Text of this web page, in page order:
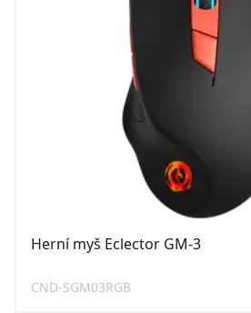
Herní myš Eclector GM-3
CND-SGM03RGB